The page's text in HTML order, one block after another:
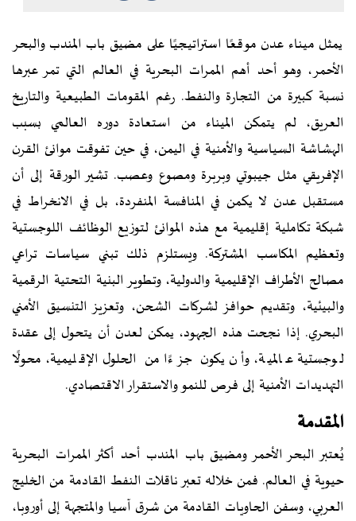
يمثل ميناء عدن موقعًا استراتيجيًا على مضيق باب المندب والبحر
الأحمر، وهو أحد أهم الممرات البحرية في العالم التي تمر عبرها
نسبة كبيرة من التجارة والنفط. رغم المقومات الطبيعية والتاريخ
العريق، لم يتمكن الميناء من استعادة دوره العالمي بسبب
الهشاشة السياسية والأمنية في اليمن، في حين تفوقت موانئ القرن
الإفريقي مثل جيبوتي وبربرة ومصوع وعصب. تشير الورقة إلى أن
مستقبل عدن لا يكمن في المنافسة المنفردة، بل في الانخراط في
شبكة تكاملية إقليمية مع هذه الموانئ لتوزيع الوظائف اللوجستية
وتعظيم المكاسب المشتركة. ويستلزم ذلك تبني سياسات تراعي
مصالح الأطراف الإقليمية والدولية، وتطوير البنية التحتية الرقمية
والبيئية، وتقديم حوافز لشركات الشحن، وتعزيز التنسيق الأمني
البحري. إذا نجحت هذه الجهود، يمكن لعدن أن يتحول إلى عقدة
لوجستية عالمية، وأن يكون جزءًا من الحلول الإقليمية، محولًا
التهديدات الأمنية إلى فرص للنمو والاستقرار الاقتصادي.
المقدمة
يُعتبر البحر الأحمر ومضيق باب المندب أحد أكثر الممرات البحرية
حيوية في العالم. فمن خلاله تعبر ناقلات النفط القادمة من الخليج
العربي، وسفن الحاويات القادمة من شرق آسيا والمتجهة إلى أوروبا،